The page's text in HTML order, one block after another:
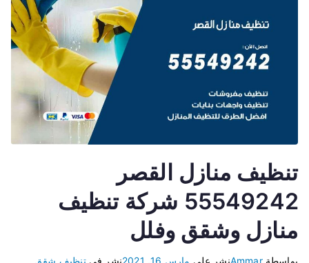
تنظيف منازل القصر
55549242 شركة تنظيف
منازل وشقق وفلل